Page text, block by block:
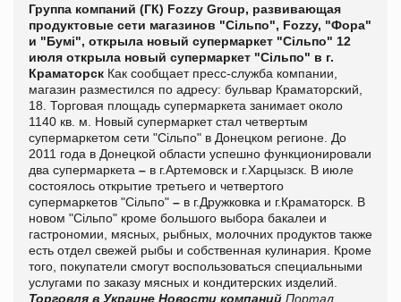
Группа компаний (ГК) Fozzy Group, развивающая
продуктовые сети магазинов "Сільпо", Fozzy, "Фора"
и "Бумі", открыла новый супермаркет "Сільпо" 12
июля открыла новый супермаркет "Сільпо" в г.
Краматорск Как сообщает пресс-служба компании,
магазин разместился по адресу: бульвар Краматорский,
18. Торговая площадь супермаркета занимает около
1140 кв. м. Новый супермаркет стал четвертым
супермаркетом сети "Сільпо" в Донецком регионе. До
2011 года в Донецкой области успешно функционировали
два супермаркета – в г.Артемовск и г.Харцызск. В июле
состоялось открытие третьего и четвертого
супермаркетов "Сільпо" – в г.Дружковка и г.Краматорск. В
новом "Сільпо" кроме большого выбора бакалеи и
гастрономии, мясных, рыбных, молочних продуктов также
есть отдел свежей рыбы и собственная кулинария. Кроме
того, покупатели смогут воспользоваться специальными
услугами по заказу мясных и кондитерских изделий.
Торговля в Украине Новости компаний Портал